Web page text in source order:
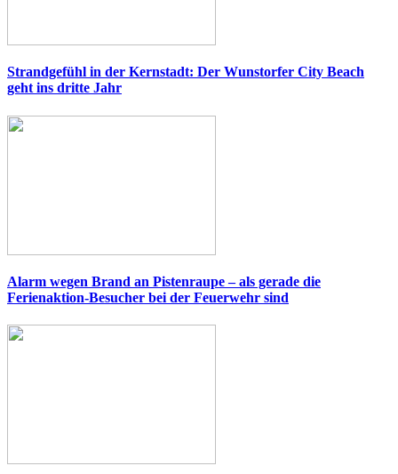
Strandgefühl in der Kernstadt: Der Wunstorfer City Beach
geht ins dritte Jahr
Alarm wegen Brand an Pistenraupe – als gerade die
Ferienaktion-Besucher bei der Feuerwehr sind